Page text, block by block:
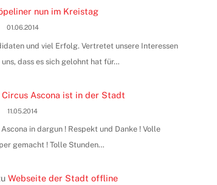
nun im Kreistag
01.06.2014
und viel Erfolg. Vertretet unsere Interessen
dass es sich gelohnt hat für…
Circus Ascona ist in der Stadt
11.05.2014
in dargun ! Respekt und Danke ! Volle
gemacht ! Tolle Stunden…
Webseite der Stadt offline